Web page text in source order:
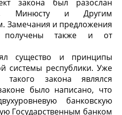
закона был разослан
Минюсту и Другим
Замечания и предложения
также и от
существо и принципы
системы республики. Уже
закона являлся
было написано, что
банковскую
Государственным банком